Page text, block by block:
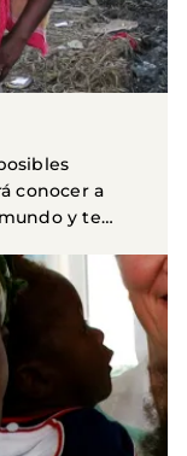
conocer a
y te